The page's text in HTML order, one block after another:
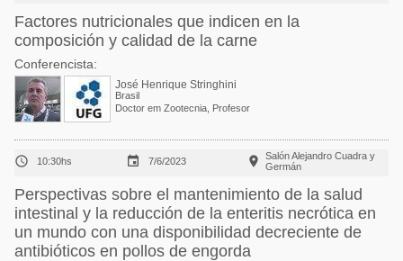
Factores nutricionales que indicen en la
composición y calidad de la carne
Conferencista:
José Henrique Stringhini
Brasil
Doctor em Zootecnia, Profesor
 10:30hs  7/6/2023 
Salón Alejandro Cuadra y
Germán
Perspectivas sobre el mantenimiento de la salud
intestinal y la reducción de la enteritis necrótica en
un mundo con una disponibilidad decreciente de
antibióticos en pollos de engorda